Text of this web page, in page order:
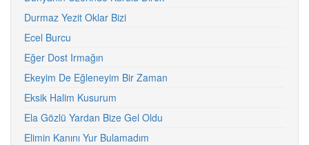
Durmaz Yezit Oklar Bizi
Ecel Burcu
Eğer Dost Irmağın
Ekeyim De Eğleneyim Bir Zaman
Eksik Halim Kusurum
Ela Gözlü Yardan Bize Gel Oldu
Elimin Kanını Yur Bulamadım